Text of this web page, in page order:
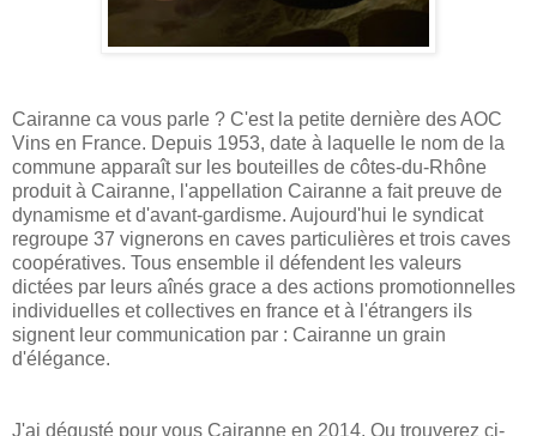
Cairanne ca vous parle ? C'est la petite dernière des AOC
Vins en France. Depuis 1953, date à laquelle le nom de la
commune apparaît sur les bouteilles de côtes-du-Rhône
produit à Cairanne, l'appellation Cairanne a fait preuve de
dynamisme et d'avant-gardisme. Aujourd'hui le syndicat
regroupe 37 vignerons en caves particulières et trois caves
coopératives. Tous ensemble il défendent les valeurs
dictées par leurs aînés grace a des actions promotionnelles
individuelles et collectives en france et à l'étrangers ils
signent leur communication par : Cairanne un grain
d'élégance.
J'ai dégusté pour vous Cairanne en 2014. Ou trouverez ci-